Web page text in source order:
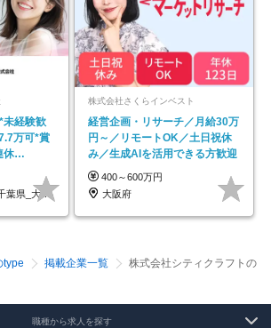
未経験歓
万可*賞
休
府_愛知県…
株式会社さくらインベスト
経営企画・リサーチ／月給30万
円～／リモートOK／土日祝休
み／生成AIを活用できる方歓迎
400～600万円
大阪府
type 掲載企業一覧
株式会社シティクラフトの
職種から求人を探す